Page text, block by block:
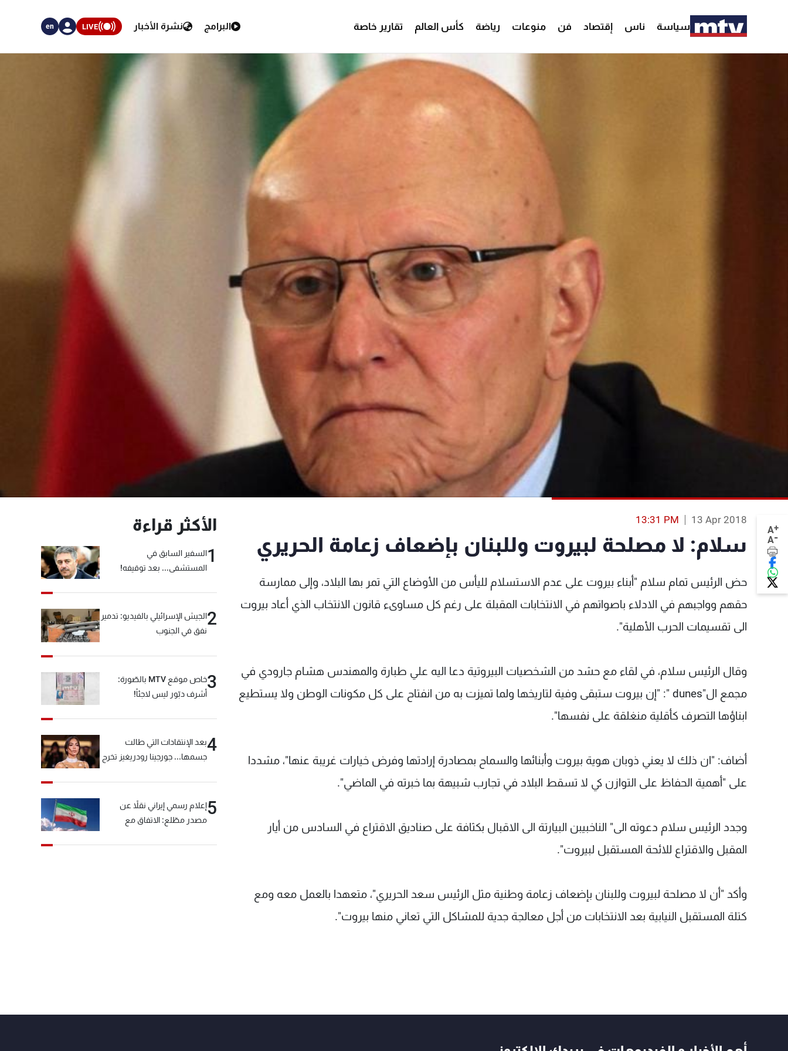
سياسة ناس إقتصاد فن منوعات رياضة كأس العالم تقارير خاصة البرامج نشرة الأخبار LIVE
en
A+
A-
13 Apr 2018
13:31 PM
سلام: لا مصلحة لبيروت وللبنان بإضعاف زعامة الحريري
حض الرئيس تمام سلام "أبناء بيروت على عدم الاستسلام لليأس من الأوضاع التي تمر بها البلاد، وإلى ممارسة
حقهم وواجبهم في الادلاء باصواتهم في الانتخابات المقبلة على رغم كل مساوىء قانون الانتخاب الذي أعاد بيروت
الى تقسيمات الحرب الأهلية".
وقال الرئيس سلام، في لقاء مع حشد من الشخصيات البيروتية دعا اليه علي طبارة والمهندس هشام جارودي في
مجمع ال"dunes ": "إن بيروت ستبقى وفية لتاريخها ولما تميزت به من انفتاح على كل مكونات الوطن ولا يستطيع
ابناؤها التصرف كأقلية منغلقة على نفسها".
أضاف: "ان ذلك لا يعني ذوبان هوية بيروت وأبنائها والسماح بمصادرة إرادتها وفرض خيارات غريبة عنها"، مشددا
على "أهمية الحفاظ على التوازن كي لا تسقط البلاد في تجارب شبيهة بما خبرته في الماضي".
وجدد الرئيس سلام دعوته الى" الناخبيبن البيارتة الى الاقبال بكثافة على صناديق الاقتراع في السادس من أيار
المقبل والاقتراع للائحة المستقبل لبيروت".
وأكد "أن لا مصلحة لبيروت وللبنان بإضعاف زعامة وطنية مثل الرئيس سعد الحريري"، متعهدا بالعمل معه ومع
كتلة المستقبل النيابية بعد الانتخابات من أجل معالجة جدية للمشاكل التي تعاني منها بيروت".
الأكثر قراءة
1السفير السابق في
المستشفى... بعد توقيفه!
2الجيش الإسرائيلي بالفيديو: تدمير
نفق في الجنوب
3
خاص موقع MTV بالصّورة:
أشرف دبّور ليس لاجئاً!
4بعد الإنتقادات التي طالت
جسمها... جورجينا رودريغيز تخرج
5إعلام رسمي إيراني نقلاً عن
مصدر مطّلع: الاتفاق مع